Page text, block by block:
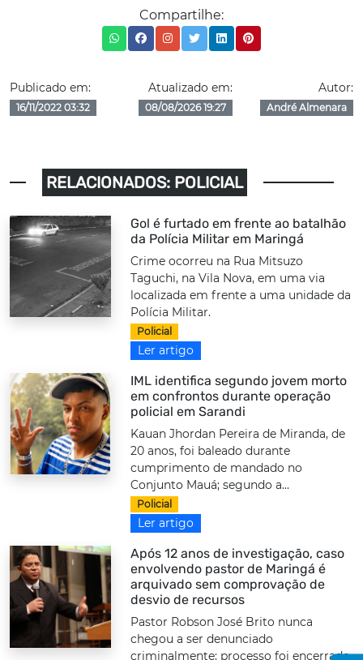
Compartilhe:
Publicado em:
16/11/2022 03:32
Atualizado em:
08/08/2026 19:27
Autor:
André Almenara
RELACIONADOS: POLICIAL
Gol é furtado em frente ao batalhão
da Polícia Militar em Maringá
Crime ocorreu na Rua Mitsuzo
Taguchi, na Vila Nova, em uma via
localizada em frente a uma unidade da
Polícia Militar.
Policial
Ler artigo
IML identifica segundo jovem morto
em confrontos durante operação
policial em Sarandi
Kauan Jhordan Pereira de Miranda, de
20 anos, foi baleado durante
cumprimento de mandado no
Conjunto Mauá; segundo a...
Policial
Ler artigo
Após 12 anos de investigação, caso
envolvendo pastor de Maringá é
arquivado sem comprovação de
desvio de recursos
Pastor Robson José Brito nunca
chegou a ser denunciado
criminalmente; processo foi encerrado